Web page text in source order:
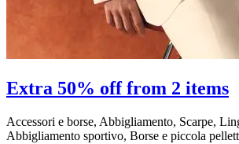
Extra 50% off from 2 items
Accessori e borse, Abbigliamento, Scarpe,
Abbigliamento sportivo, Borse e piccola